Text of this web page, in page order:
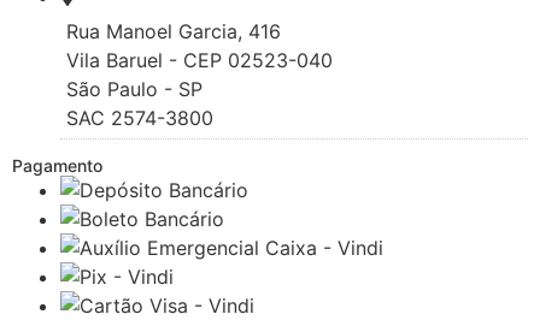
Rua Manoel Garcia, 416
Vila Baruel - CEP 02523-040
São Paulo - SP
SAC 2574-3800
Pagamento